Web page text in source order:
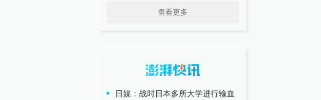
查看更多
日媒：战时日本多所大学进行输血